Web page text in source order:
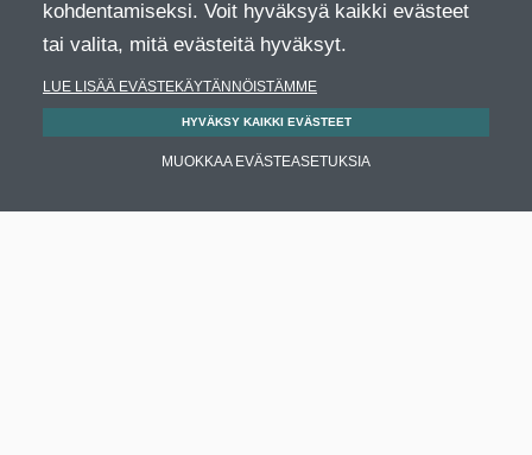
kohdentamiseksi. Voit hyväksyä kaikki evästeet
tai valita, mitä evästeitä hyväksyt.
LUE LISÄÄ EVÄSTEKÄYTÄNNÖISTÄMME
HYVÄKSY KAIKKI EVÄSTEET
MUOKKAA EVÄSTEASETUKSIA